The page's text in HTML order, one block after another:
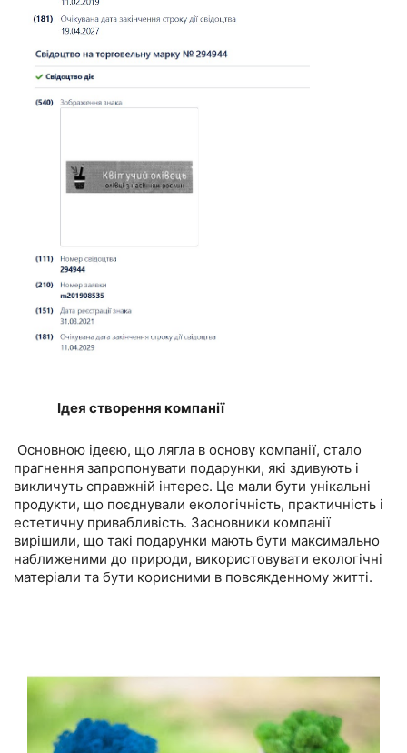
Ідея створення компанії
Основною ідеєю, що лягла в основу компанії, стало
прагнення запропонувати подарунки, які здивують і
викличуть справжній інтерес. Це мали бути унікальні
продукти, що поєднували екологічність, практичність і
естетичну привабливість. Засновники компанії
вирішили, що такі подарунки мають бути максимально
наближеними до природи, використовувати екологічні
матеріали та бути корисними в повсякденному житті.